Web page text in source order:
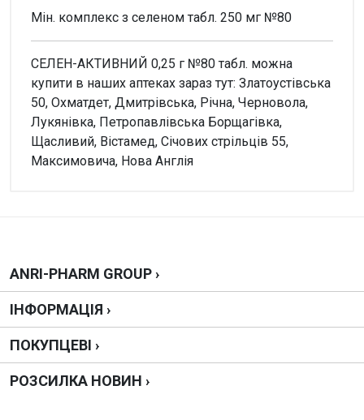
Мін. комплекс з селеном табл. 250 мг №80
СЕЛЕН-АКТИВНИЙ 0,25 г №80 табл. можна
купити в наших аптеках зараз тут: Златоустівська
50, Охматдет, Дмитрівська, Річна, Черновола,
Лукянівка, Петропавлівська Борщагівка,
Щасливий, Вістамед, Січових стрільців 55,
Максимовича, Нова Англія
Написати відгук
Оцінка
ANRI-PHARM GROUP ›
ІНФОРМАЦІЯ ›
ПОКУПЦЕВІ ›
РОЗСИЛКА НОВИН ›